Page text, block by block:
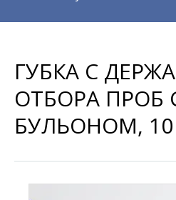
ГУБКА С
ОТБОРА ПРОБ
БУЛЬОНОМ,